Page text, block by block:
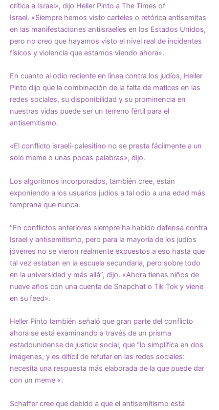
crítica a Israel», dijo Heller Pinto a The Times of
Israel. «Siempre hemos visto carteles o retórica antisemitas
en las manifestaciones antiisraelíes en los Estados Unidos,
pero no creo que hayamos visto el nivel real de incidentes
físicos y violencia que estamos viendo ahora».
En cuanto al odio reciente en línea contra los judíos, Heller
Pinto dijo que la combinación de la falta de matices en las
redes sociales, su disponibilidad y su prominencia en
nuestras vidas puede ser un terreno fértil para el
antisemitismo.
«El conflicto israelí-palesitino no se presta fácilmente a un
solo meme o unas pocas palabras», dijo.
Los algoritmos incorporados, también cree, están
exponiendo a los usuarios judíos a tal odio a una edad más
temprana que nunca.
“En conflictos anteriores siempre ha habido defensa contra
Israel y antisemitismo, pero para la mayoría de los judíos
jóvenes no se vieron realmente expuestos a eso hasta que
tal vez estaban en la escuela secundaria, pero sobre todo
en la universidad y más allá”, dijo. «Ahora tienes niños de
nueve años con una cuenta de Snapchat o Tik Tok y viene
en su feed».
Heller Pinto también señaló que gran parte del conflicto
ahora se está examinando a través de un prisma
estadounidense de justicia social, que “lo simplifica en dos
imágenes, y es difícil de refutar en las redes sociales:
necesita una respuesta más elaborada de la que puede dar
con un meme «.
Schaffer cree que debido a que el antisemitismo está